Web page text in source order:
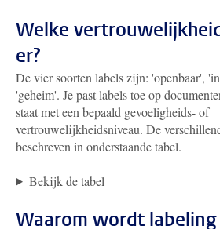
Welke
er?
De vier soorten labels zijn: 'openbaar',
'geheim'. Je past labels toe op
staat met een bepaald gevoeligheids- of
vertrouwelijkheidsniveau. De
beschreven in onderstaande tabel.
Bekijk de tabel
Waarom wordt